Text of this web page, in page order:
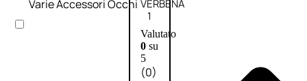
VERBENA
1
Valutato
0su
5
(0)
Varie Accessori Occhi